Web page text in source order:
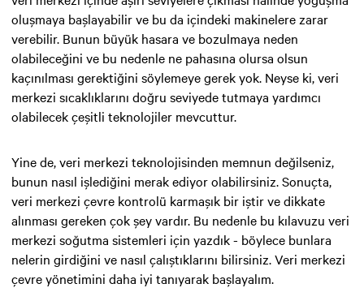
oluşmaya başlayabilir ve bu da içindeki makinelere zarar
verebilir. Bunun büyük hasara ve bozulmaya neden
olabileceğini ve bu nedenle ne pahasına olursa olsun
kaçınılması gerektiğini söylemeye gerek yok. Neyse ki, veri
merkezi sıcaklıklarını doğru seviyede tutmaya yardımcı
olabilecek çeşitli teknolojiler mevcuttur.
Yine de, veri merkezi teknolojisinden memnun değilseniz,
bunun nasıl işlediğini merak ediyor olabilirsiniz. Sonuçta,
veri merkezi çevre kontrolü karmaşık bir iştir ve dikkate
alınması gereken çok şey vardır. Bu nedenle bu kılavuzu veri
merkezi soğutma sistemleri için yazdık - böylece bunlara
nelerin girdiğini ve nasıl çalıştıklarını bilirsiniz. Veri merkezi
çevre yönetimini daha iyi tanıyarak başlayalım.